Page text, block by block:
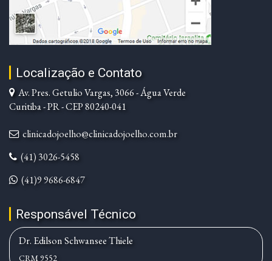
Localização e Contato
Av. Pres. Getulio Vargas, 3066 - Água Verde
Curitiba - PR - CEP 80240-041
clinicadojoelho@clinicadojoelho.com.br
(41) 3026-5458
(41)9 9686-6847
Responsável Técnico
Dr. Edilson Schwansee Thiele
CRM 9552